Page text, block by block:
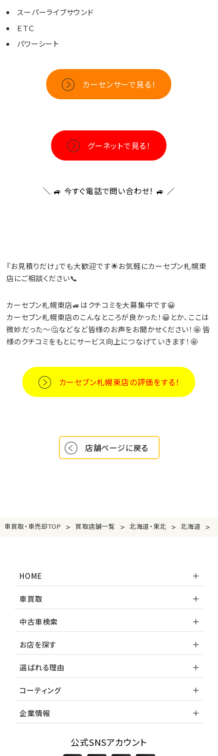
スーパーライブサウンド
ＥＴＣ
パワーシート
カーセンサーで見る！
グーネットで見る！
＼ 🚙 今すぐ電話で問い合わせ！ 🚙 ／
『お見積りだけ』でも大歓迎です🌟お気軽にカーセブン札幌東
店にご相談ください📞
カーセブン札幌東店🚙はクチコミを大募集中です😀
カーセブン札幌東店のこんなところが良かった！😀とか、ここは
微妙だった～🤔などなど皆様のお声をお聞かせください！🤩 皆
様のクチコミをもとにサービス向上につなげていきます！🤩
カーセブン札幌東店の評価をする！
店舗ページに戻る
車買取・車売却TOP > 買取店舗一覧 > 北海道・東北 > 北海道 >
HOME
車買取
中古車検索
お店を探す
選ばれる理由
コーティング
企業情報
公式SNSアカウント